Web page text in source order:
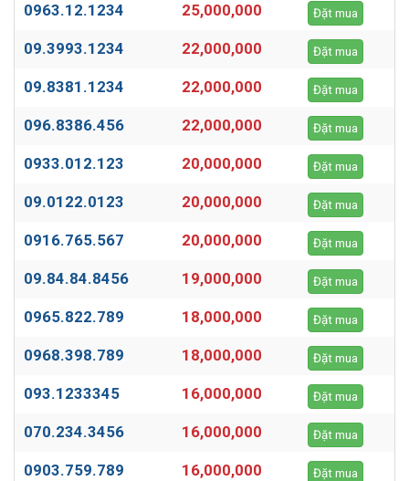
0963.12.1234 25,000,000 Đặt mua
09.3993.1234 22,000,000 Đặt mua
09.8381.1234 22,000,000 Đặt mua
096.8386.456 22,000,000 Đặt mua
0933.012.123 20,000,000 Đặt mua
09.0122.0123 20,000,000 Đặt mua
0916.765.567 20,000,000 Đặt mua
09.84.84.8456 19,000,000 Đặt mua
0965.822.789 18,000,000 Đặt mua
0968.398.789 18,000,000 Đặt mua
093.1233345 16,000,000 Đặt mua
070.234.3456 16,000,000 Đặt mua
0903.759.789 16,000,000 Đặt mua